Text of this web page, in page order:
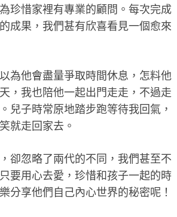
珍惜家裡有專業的顧問。每次完成
成果，我們甚有欣喜看見一個愈來
為他會盡量爭取時間休息，怎料他
，我也陪他一起出門走走，不過走
兒子時常原地踏步跑等待我回氣，
就走回家去。
卻忽略了兩代的不同，我們甚至不
要用心去愛，珍惜和孩子一起的時
分享他們自己內心世界的秘密呢！